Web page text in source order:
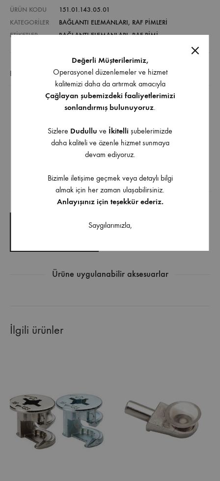
ÜRÜN KODU
151.01.143.05.01
KATEGORILER
BAĞLANTI ELEMANLARI, RAF PIMLERI
ETIKETLER
BAĞLANTI ELEMANLARI,RAF PIMI
EK BILGI
Plastik Dübelli Raf Pimi 5 MM Beyaz Renk
tutmak amacı ile dolap içine monte edilen mobilya
bağlantı pimi’dir.
Diğer Renk Seçenekleri İçin Bilgi Alınız
İndirilebilir İçerik
Ürüne uygulanabilir aksesuarlar
İlgili ürünler
Değerli Müşterilerimiz,
Operasyonel düzenlemeler ve hizmet
kalitemizi daha da artırmak amacıyla
Çağlayan şubemizdeki faaliyetlerimizi
sonlandırmış bulunuyoruz.
Sizlere Dudullu ve İkitelli şubelerimizde
daha kaliteli ve özenle hizmet sunmaya
devam ediyoruz.
Bizimle iletişime geçmek veya detaylı bilgi
almak için her zaman ulaşabilirsiniz.
Anlayışınız için teşekkür ederiz.
Saygılarımızla,